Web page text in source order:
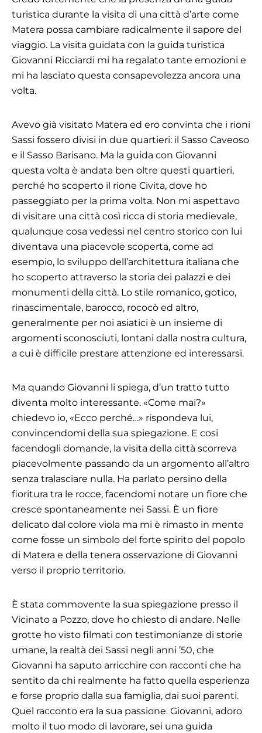
turistica durante la visita di una città d’arte come
Matera possa cambiare radicalmente il sapore del
viaggio. La visita guidata con la guida turistica
Giovanni Ricciardi mi ha regalato tante emozioni e
mi ha lasciato questa consapevolezza ancora una
volta.
Avevo già visitato Matera ed ero convinta che i rioni
Sassi fossero divisi in due quartieri: il Sasso Caveoso
e il Sasso Barisano. Ma la guida con Giovanni
questa volta è andata ben oltre questi quartieri,
perché ho scoperto il rione Civita, dove ho
passeggiato per la prima volta. Non mi aspettavo
di visitare una città così ricca di storia medievale,
qualunque cosa vedessi nel centro storico con lui
diventava una piacevole scoperta, come ad
esempio, lo sviluppo dell’architettura italiana che
ho scoperto attraverso la storia dei palazzi e dei
monumenti della città. Lo stile romanico, gotico,
rinascimentale, barocco, rococò ed altro,
generalmente per noi asiatici è un insieme di
argomenti sconosciuti, lontani dalla nostra cultura,
a cui è difficile prestare attenzione ed interessarsi.
Ma quando Giovanni li spiega, d’un tratto tutto
diventa molto interessante. «Come mai?»
chiedevo io, «Ecco perché…» rispondeva lui,
convincendomi della sua spiegazione. E cosi
facendogli domande, la visita della città scorreva
piacevolmente passando da un argomento all’altro
senza tralasciare nulla. Ha parlato persino della
fioritura tra le rocce, facendomi notare un fiore che
cresce spontaneamente nei Sassi. È un fiore
delicato dal colore viola ma mi è rimasto in mente
come fosse un simbolo del forte spirito del popolo
di Matera e della tenera osservazione di Giovanni
verso il proprio territorio.
È stata commovente la sua spiegazione presso il
Vicinato a Pozzo, dove ho chiesto di andare. Nelle
grotte ho visto filmati con testimonianze di storie
umane, la realtà dei Sassi negli anni ’50, che
Giovanni ha saputo arricchire con racconti che ha
sentito da chi realmente ha fatto quella esperienza
e forse proprio dalla sua famiglia, dai suoi parenti.
Quel racconto era la sua passione. Giovanni, adoro
molto il tuo modo di lavorare, sei una guida